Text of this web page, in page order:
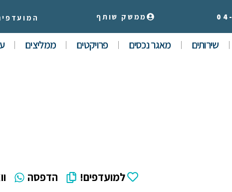
04- ממשק שותף
שירותים מאגר נכסים פרויקטים ממליצים
למועדפים! הדפסה